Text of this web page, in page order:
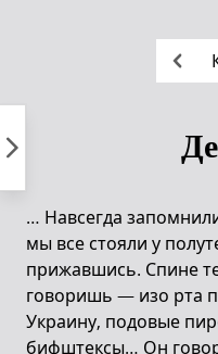
… Навсегда
мы все стояли у
прижавшись. Спине
говоришь — изо рта
Украину, подовые
бифштексы… Он